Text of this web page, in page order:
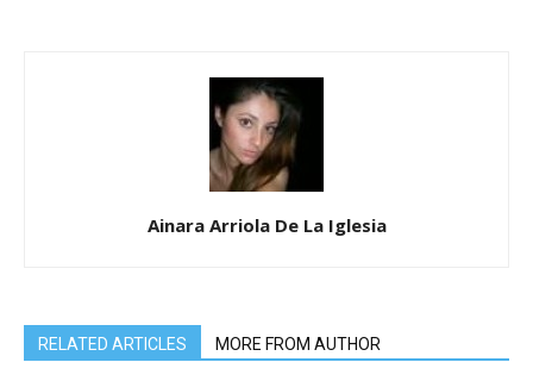
Ainara Arriola De La Iglesia
RELATED ARTICLES MORE FROM AUTHOR